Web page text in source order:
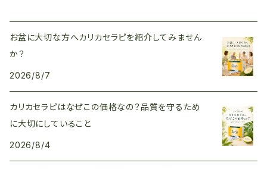
お盆に大切な方へカリカセラピを紹介してみません
か？
2026/8/7
カリカセラピはなぜこの価格なの？品質を守るため
に大切にしていること
2026/8/4